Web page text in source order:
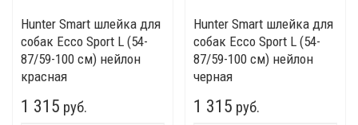
Hunter Smart шлейка для
собак Ecco Sport L (54-
87/59-100 см) нейлон
красная
1 315 руб.
Hunter Smart шлейка для
собак Ecco Sport L (54-
87/59-100 см) нейлон
черная
1 315 руб.